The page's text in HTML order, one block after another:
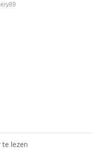
te lezen